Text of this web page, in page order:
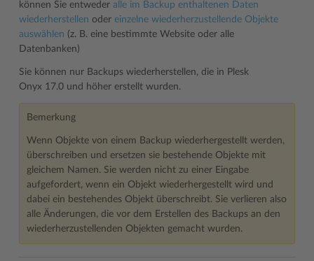
können Sie entweder alle im Backup enthaltenen Daten
wiederherstellen oder einzelne wiederherzustellende Objekte
auswählen (z. B. eine bestimmte Website oder alle
Datenbanken)
Sie können nur Backups wiederherstellen, die in Plesk
Onyx 17.0 und höher erstellt wurden.
Bemerkung
Wenn Objekte von einem Backup wiederhergestellt werden,
überschreiben und ersetzen sie bestehende Objekte mit
gleichem Namen. Sie werden nicht zu einer Eingabe
aufgefordert, wenn ein Objekt wiederhergestellt wird und
dabei ein bestehendes Objekt überschreibt. Sie verlieren also
alle Änderungen, die vor dem Erstellen des Backups an den
wiederherzustellenden Objekten gemacht wurden.